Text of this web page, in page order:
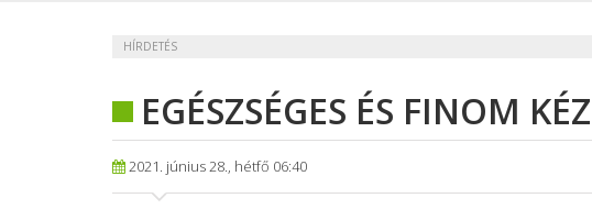
HÍRDETÉS
EGÉSZSÉGES ÉS FINOM
2021. június 28., hétfő 06:40